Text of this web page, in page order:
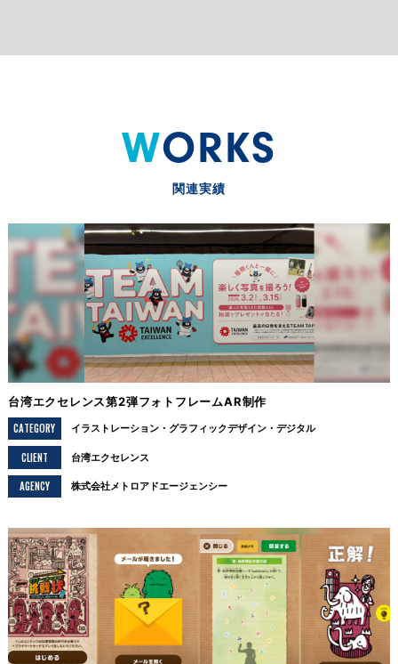
WORKS
関連実績
台湾エクセレンス第2弾フォトフレームAR制作
CATEGORY
イラストレーション グラフィックデザイン デジタル
CLIENT 台湾エクセレンス
AGENCY 株式会社メトロアドエージェンシー